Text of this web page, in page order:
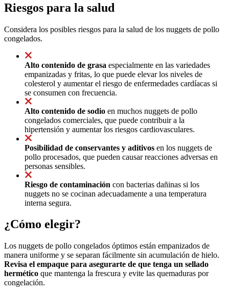
Riesgos para la salud
Considera los posibles riesgos para la salud de los nuggets de pollo
congelados.
Alto contenido de grasa especialmente en las variedades
empanizadas y fritas, lo que puede elevar los niveles de
colesterol y aumentar el riesgo de enfermedades cardíacas si
se consumen con frecuencia.
Alto contenido de sodio en muchos nuggets de pollo
congelados comerciales, que puede contribuir a la
hipertensión y aumentar los riesgos cardiovasculares.
Posibilidad de conservantes y aditivos en los nuggets de
pollo procesados, que pueden causar reacciones adversas en
personas sensibles.
Riesgo de contaminación con bacterias dañinas si los
nuggets no se cocinan adecuadamente a una temperatura
interna segura.
¿Cómo elegir?
Los nuggets de pollo congelados óptimos están empanizados de
manera uniforme y se separan fácilmente sin acumulación de hielo.
Revisa el empaque para asegurarte de que tenga un sellado
hermético que mantenga la frescura y evite las quemaduras por
congelación.